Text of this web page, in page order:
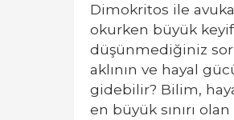
Dimokritos ile
okurken büyük
düşünmediğiniz
aklının ve hayal
gidebilir? Bilim,
en büyük sınırı